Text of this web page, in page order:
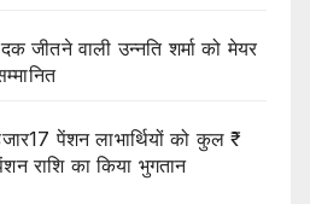
जीतने वाली उन्नति शर्मा को मेयर
पेंशन लाभार्थियों को कुल ₹
राशि का किया भुगतान